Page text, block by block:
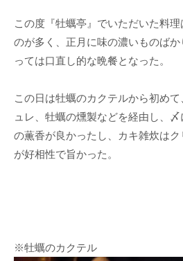
この度『牡蠣亭』でいただいた料
のが多く、正月に味の濃いものば
っては口直し的な晩餐となった。
この日は牡蠣のカクテルから初め
ュレ、牡蠣の燻製などを経由し、
の薫香が良かったし、カキ雑炊は
が好相性で旨かった。
※牡蠣のカクテル